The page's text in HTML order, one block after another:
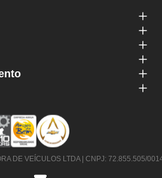
DE VEÍCULOS LTDA | CNPJ: 72.855.505/